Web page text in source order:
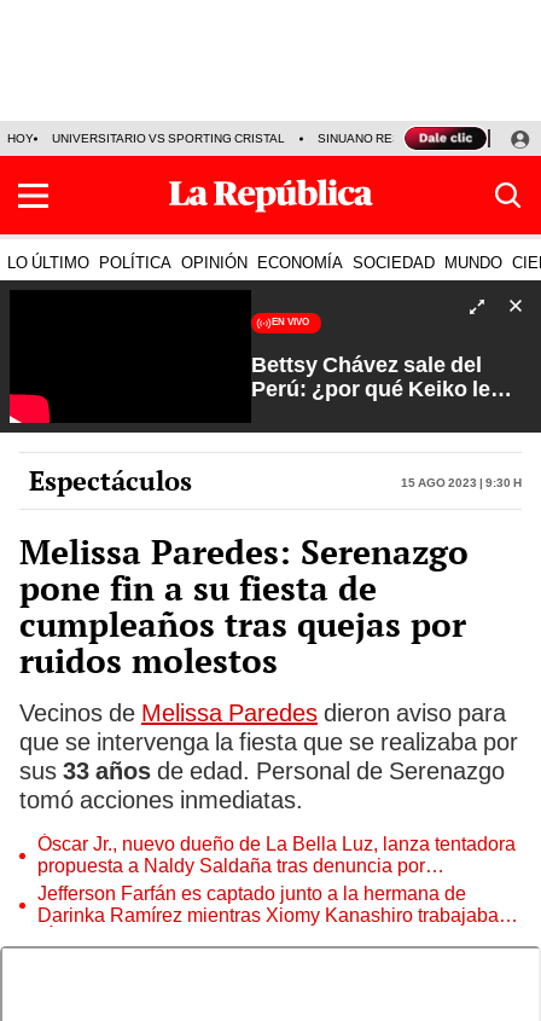
HOY UNIVERSITARIO VS SPORTING CRISTAL SINUANO RESULTADOS HOY
LO ÚLTIMO POLÍTICA OPINIÓN ECONOMÍA SOCIEDAD MUNDO
EN VIVO
Bettsy Chávez sale del
Perú: ¿por qué Keiko le
Fuerte y Claro con Manuela
Camacho
Espectáculos 15 Ago 2023 | 9:30 h
Melissa Paredes: Serenazgo
pone fin a su fiesta de
cumpleaños tras quejas por
ruidos molestos
Vecinos de Melissa Paredes dieron aviso para
que se intervenga la fiesta que se realizaba por
sus 33 años de edad. Personal de Serenazgo
tomó acciones inmediatas.
Óscar Jr., nuevo dueño de La Bella Luz, lanza tentadora
propuesta a Naldy Saldaña tras denuncia por
tocamientos
Jefferson Farfán es captado junto a la hermana de
Darinka Ramírez mientras Xiomy Kanashiro trabajaba: